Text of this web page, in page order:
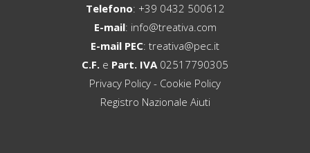
Telefono: +39 0432 500612
E-mail: info@treativa.com
E-mail PEC: treativa@pec.it
C.F. e Part. IVA 02517790305
Privacy Policy - Cookie Policy
Registro Nazionale Aiuti